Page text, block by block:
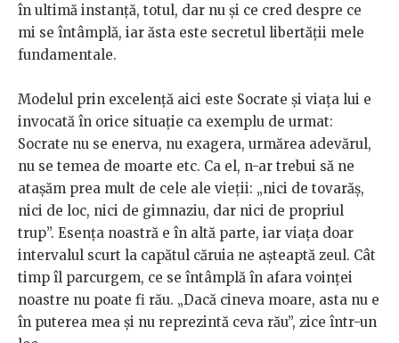
în ultimă instanță, totul, dar nu și ce cred despre ce
mi se întâmplă, iar ăsta este secretul libertății mele
fundamentale.
Modelul prin excelență aici este Socrate și viața lui e
invocată în orice situație ca exemplu de urmat:
Socrate nu se enerva, nu exagera, urmărea adevărul,
nu se temea de moarte etc. Ca el, n-ar trebui să ne
atașăm prea mult de cele ale vieții: „nici de tovarăș,
nici de loc, nici de gimnaziu, dar nici de propriul
trup”. Esența noastră e în altă parte, iar viața doar
intervalul scurt la capătul căruia ne așteaptă zeul. Cât
timp îl parcurgem, ce se întâmplă în afara voinței
noastre nu poate fi rău. „Dacă cineva moare, asta nu e
în puterea mea și nu reprezintă ceva rău”, zice într-un